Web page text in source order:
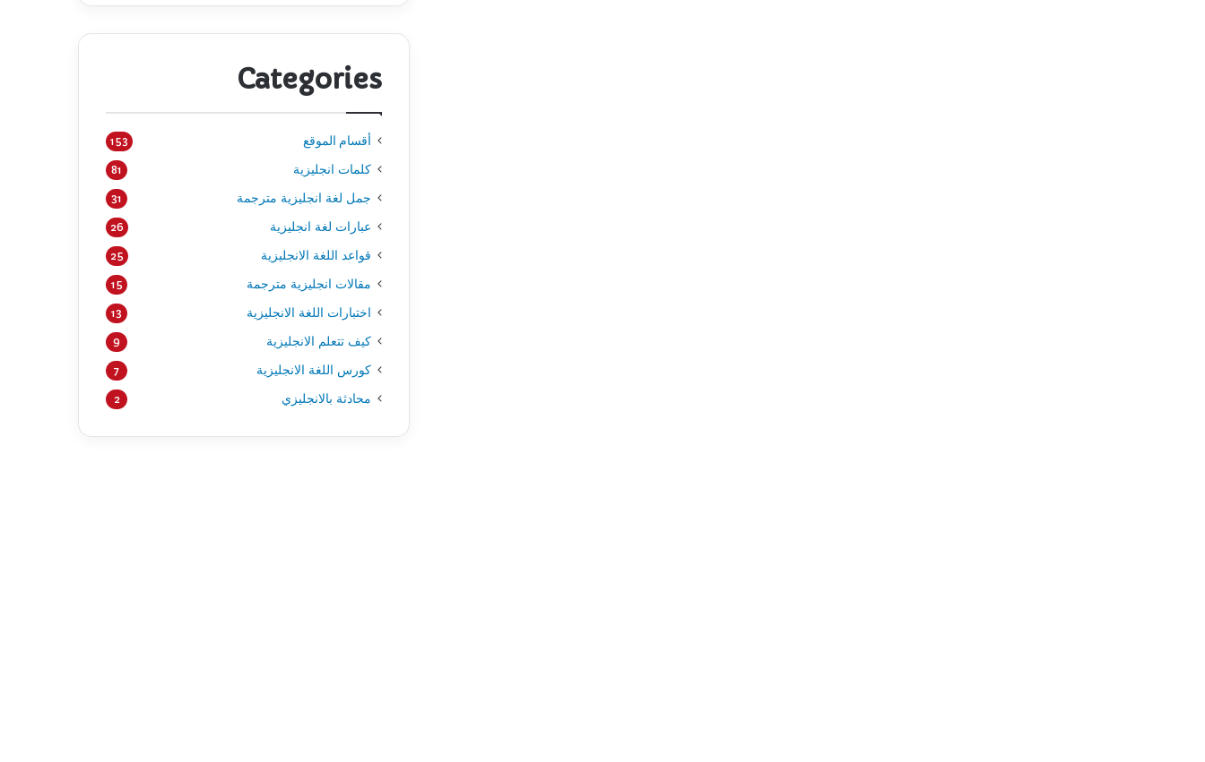
Categories
أقسام الموقع 153
كلمات انجليزية 81
جمل لغة انجليزية مترجمة 31
عبارات لغة انجليزية 26
قواعد اللغة الانجليزية 25
مقالات انجليزية مترجمة 15
اختبارات اللغة الانجليزية 13
كيف تتعلم الانجليزية 9
كورس اللغة الانجليزية 7
محادثة بالانجليزي 2